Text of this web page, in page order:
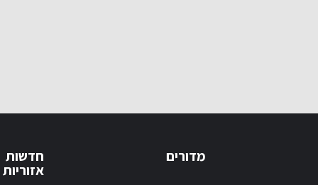
מדורים חדשות
אזוריות